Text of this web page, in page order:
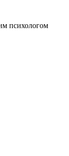
психологом